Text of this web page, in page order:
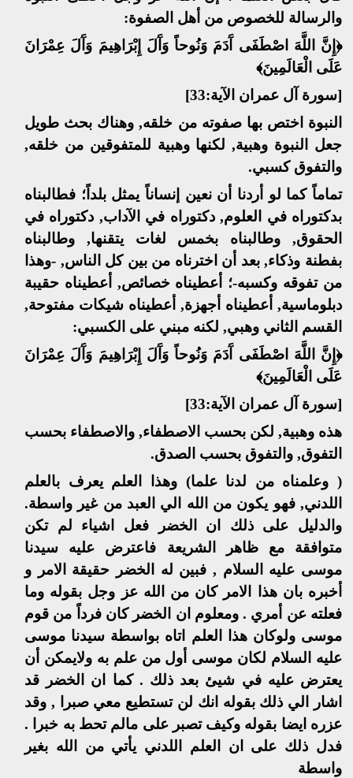
والرسالة للخصوص من أهل الصفوة:
﴿إِنَّ اللَّهَ اصْطَفَى آَدَمَ وَنُوحاً وَآَلَ إِبْرَاهِيمَ وَآَلَ عِمْرَانَ
عَلَى الْعَالَمِينَ﴾
[سورة آل عمران الآية:33]
النبوة اختص بها صفوته من خلقه, وهناك بحث طويل
جعل النبوة وهبية, لكنها وهبية للمتفوقين من خلقه,
والتفوق كسبي.
تماماً كما لو أردنا أن نعين إنساناً يمثل بلداً؛ فطالبناه
بدكتوراه في العلوم, دكتوراه في الآداب, دكتوراه في
الحقوق, وطالبناه بخمس لغات يتقنها, وطالبناه
بفطنة وذكاء, بعد أن اخترناه من بين كل الناس, -وهذا
من تفوقه وكسبه-؛ أعطيناه خصائص, أعطيناه حقيبة
دبلوماسية, أعطيناه أجهزة, أعطيناه شيكات مفتوحة,
القسم الثاني وهبي, لكنه مبني على الكسبي:
﴿إِنَّ اللَّهَ اصْطَفَى آَدَمَ وَنُوحاً وَآَلَ إِبْرَاهِيمَ وَآَلَ عِمْرَانَ
عَلَى الْعَالَمِينَ﴾
[سورة آل عمران الآية:33]
هذه وهبية, لكن بحسب الاصطفاء, والاصطفاء بحسب
التفوق, والتفوق بحسب الصدق.
( وعلمناه من لدنا علما) وهذا العلم يعرف بالعلم
اللدني, فهو يكون من الله الي العبد من غير واسطة.
والدليل على ذلك ان الخضر فعل اشياء لم تكن
متوافقة مع ظاهر الشريعة فاعترض عليه سيدنا
موسى عليه السلام , فبين له الخضر حقيقة الامر و
أخبره بان هذا الامر كان من الله عز وجل بقوله وما
فعلته عن أمري . ومعلوم ان الخضر كان فرداً من قوم
موسى ولوكان هذا العلم اتاه بواسطة سيدنا موسى
عليه السلام لكان موسى أول من علم به ولايمكن أن
يعترض عليه في شيئ بعد ذلك . كما ان الخضر قد
اشار الي ذلك بقوله انك لن تستطيع معي صبرا , وقد
عزره ايضا بقوله وكيف تصبر على مالم تحط به خبرا .
فدل ذلك على ان العلم اللدني يأتي من الله بغير
واسطة